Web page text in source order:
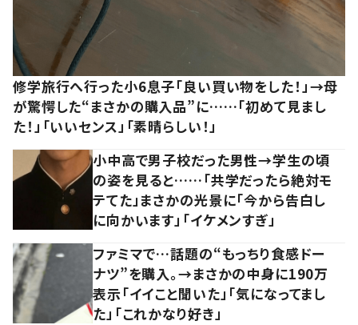
修学旅行へ行った小6息子「良い買い物をした！」→母
が驚愕した“まさかの購入品”に……「初めて見まし
た！」「いいセンス」「素晴らしい！」
小中高で男子校だった男性→学生の頃
の姿を見ると……「共学だったら絶対モ
テてた」まさかの光景に「今から告白し
に向かいます」「イケメンすぎ」
ファミマで…話題の“もっちり食感ドー
ナツ”を購入。→まさかの中身に190万
表示「イイこと聞いた」「気になってまし
た」「これかなり好き」